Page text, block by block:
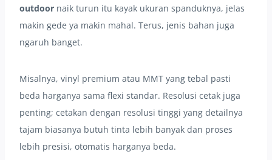
outdoor naik turun itu kayak ukuran spanduknya, jelas
makin gede ya makin mahal. Terus, jenis bahan juga
ngaruh banget.
Misalnya, vinyl premium atau MMT yang tebal pasti
beda harganya sama flexi standar. Resolusi cetak juga
penting; cetakan dengan resolusi tinggi yang detailnya
tajam biasanya butuh tinta lebih banyak dan proses
lebih presisi, otomatis harganya beda.